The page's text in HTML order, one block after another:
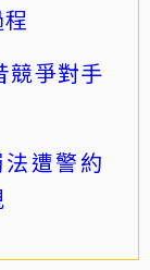
競爭對手
遭警約